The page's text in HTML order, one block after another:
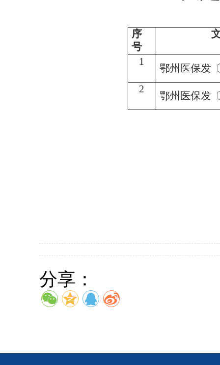
序
号
1
鄂州医保发
2
鄂州医保发
分享：